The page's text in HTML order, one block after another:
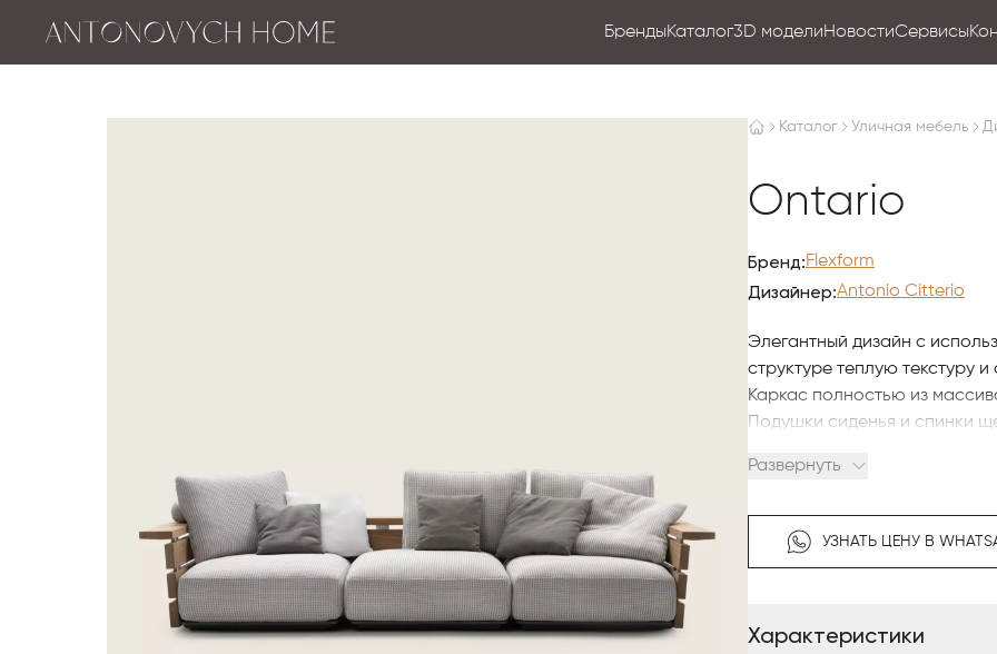
БрендыКаталог3D моделиНовостиСервисы
Каталог Уличная мебель
Ontario
Бренд:Flexform
Дизайнер:Antonio Citterio
Элегантный дизайн с
структуре теплую текстуру
Каркас полностью из
Подушки сиденья и спинки
Предназначен для
Развернуть
УЗНАТЬ ЦЕНУ В
Характеристики